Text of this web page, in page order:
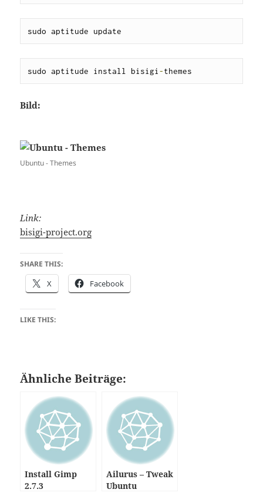
sudo aptitude update
sudo aptitude install bisigi -themes
Bild:
Ubuntu - Themes
Link:
bisigi-project.org
SHARE THIS:
X Facebook
LIKE THIS:
Ähnliche Beiträge:
Install Gimp
2.7.3
Ailurus – Tweak
Ubuntu